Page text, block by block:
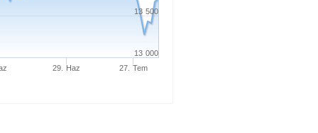
29. Haz 27. Tem
13 000
13 500